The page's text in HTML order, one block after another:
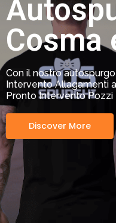
Cosma
Con il nostro
Intervento Allagamenti
Pronto Intervento Pozzi
Discover More